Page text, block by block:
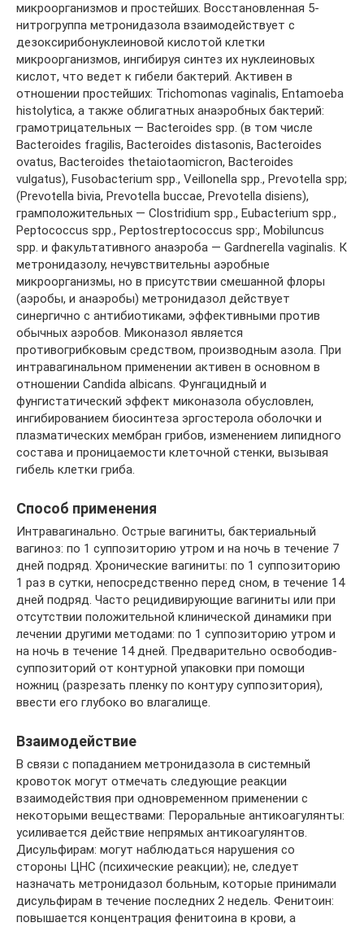
микроорганизмов и простейших. Восстановленная 5-
нитрогруппа метронидазола взаимодействует с
дезоксирибонуклеиновой кислотой клетки
микроорганизмов, ингибируя синтез их нуклеиновых
кислот, что ведет к гибели бактерий. Активен в
отношении простейших: Trichomonas vaginalis, Entamoeba
histolytica, а также облигатных анаэробных бактерий:
грамотрицательных — Bacteroides spp. (в том числе
Bacteroides fragilis, Bacteroides distasonis, Bacteroides
ovatus, Bacteroides thetaiotaomicron, Bacteroides
vulgatus), Fusobacterium spp., Veillonella spp., Prevotella spp;
(Prevotella bivia, Prevotella buccae, Prevotella disiens),
грамположительных — Clostridium spp., Eubacterium spp.,
Peptococcus spp., Peptostreptococcus spp:, Mobiluncus
spp. и факультативного анаэроба — Gardnerella vaginalis. К
метронидазолу, нечувствительны аэробные
микроорганизмы, но в присутствии смешанной флоры
(аэробы, и анаэробы) метронидазол действует
синергично с антибиотиками, эффективными против
обычных аэробов. Миконазол является
противогрибковым средством, производным азола. При
интравагинальном применении активен в основном в
отношении Candida albicans. Фунгацидный и
фунгистатический эффект миконазола обусловлен,
ингибированием биосинтеза эргостерола оболочки и
плазматических мембран грибов, изменением липидного
состава и проницаемости клеточной стенки, вызывая
гибель клетки гриба.
Способ применения
Интравагинально. Острые вагиниты, бактериальный
вагиноз: по 1 суппозиторию утром и на ночь в течение 7
дней подряд. Хронические вагиниты: по 1 суппозиторию
1 раз в сутки, непосредственно перед сном, в течение 14
дней подряд. Часто рецидивирующие вагиниты или при
отсутствии положительной клинической динамики при
лечении другими методами: по 1 суппозиторию утром и
на ночь в течение 14 дней. Предварительно освободив-
суппозиторий от контурной упаковки при помощи
ножниц (разрезать пленку по контуру суппозитория),
ввести его глубоко во влагалище.
Взаимодействие
В связи с попаданием метронидазола в системный
кровоток могут отмечать следующие реакции
взаимодействия при одновременном применении с
некоторыми веществами: Пероральные антикоагулянты:
усиливается действие непрямых антикоагулянтов.
Дисульфирам: могут наблюдаться нарушения со
стороны ЦНС (психические реакции); не, следует
назначать метронидазол больным, которые принимали
дисульфирам в течение последних 2 недель. Фенитоин:
повышается концентрация фенитоина в крови, а